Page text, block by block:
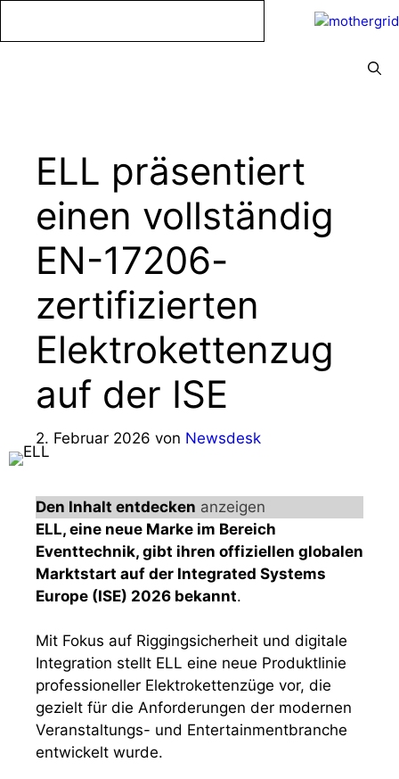
ELL präsentiert
einen vollständig
EN-17206-
zertifizierten
Elektrokettenzug
auf der ISE
2. Februar 2026 von Newsdesk
Den Inhalt entdecken anzeigen
ELL, eine neue Marke im Bereich
Eventtechnik, gibt ihren offiziellen globalen
Marktstart auf der Integrated Systems
Europe (ISE) 2026 bekannt.
Mit Fokus auf Riggingsicherheit und digitale
Integration stellt ELL eine neue Produktlinie
professioneller Elektrokettenzüge vor, die
gezielt für die Anforderungen der modernen
Veranstaltungs- und Entertainmentbranche
entwickelt wurde.